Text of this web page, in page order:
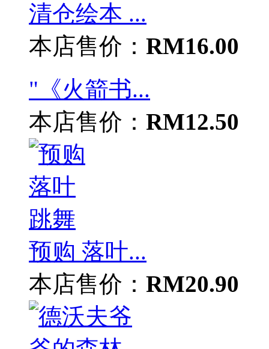
清仓绘本 ...
本店售价： RM16.00
"《火箭书...
本店售价： RM12.50
预购 落叶...
本店售价： RM20.90